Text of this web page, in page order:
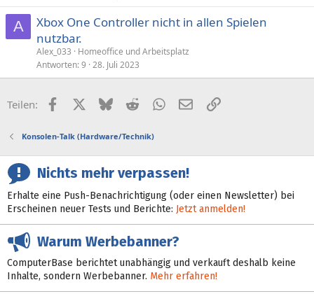
A
Xbox One Controller nicht in allen Spielen
nutzbar.
Alex_033
Homeoffice und Arbeitsplatz
Antworten 9 28. Juli 2023
Teilen: FacebookX (Twitter)
BlueskyRedditWhatsApp
E-MailLink
Konsolen-Talk (Hardware/Technik)
Nichts mehr verpassen!
Erhalte eine Push-Benachrichtigung (oder einen Newsletter) bei
Erscheinen neuer Tests und Berichte: Jetzt anmelden!
Warum Werbebanner?
ComputerBase berichtet unabhängig und verkauft deshalb keine
Inhalte, sondern Werbebanner. Mehr erfahren!